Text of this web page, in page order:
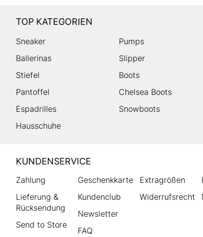
TOP KATEGORIEN
Sneaker Pumps
Ballerinas
Slipper
Stiefel
Boots
Pantoffel
Chelsea Boots
Espadrilles
Snowboots
Hausschuhe
HUMANIC
Footer
KUNDENSERVICE
Zahlung
Lieferung &
Rücksendung
Send to Store
Geschenkkarte
Kundenclub
Newsletter
FAQ
Extragrößen
Widerrufsrecht